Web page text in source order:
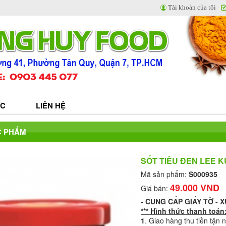
LIÊN HỆ
Tài khoản của tôi
PHẨM
SỐT TIÊU ĐEN LEE
Mã sản phẩm: S000935
Giá bán: 49.000 VND
- CUNG CẤP GIẤY TỜ -
*** Hình thức thanh
1. Giao hàng thu tiền tận